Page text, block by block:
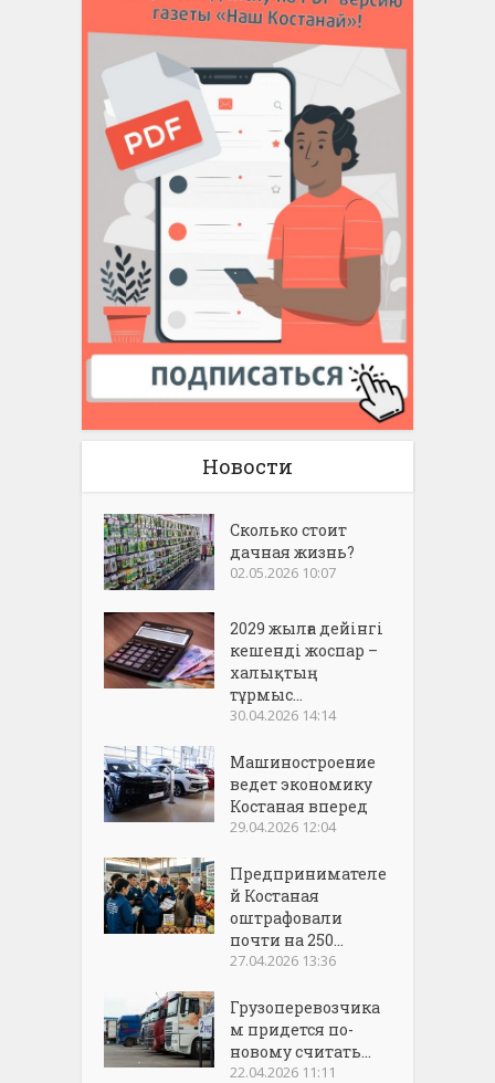
Новости
Сколько стоит
дачная жизнь?
02.05.2026 10:07
2029 жылға дейінгі
кешенді жоспар –
халықтың
тұрмыс...
30.04.2026 14:14
Машиностроение
ведет экономику
Костаная вперед
29.04.2026 12:04
Предпринимателе
й Костаная
оштрафовали
почти на 250...
27.04.2026 13:36
Грузоперевозчика
м придется по-
новому считать...
22.04.2026 11:11